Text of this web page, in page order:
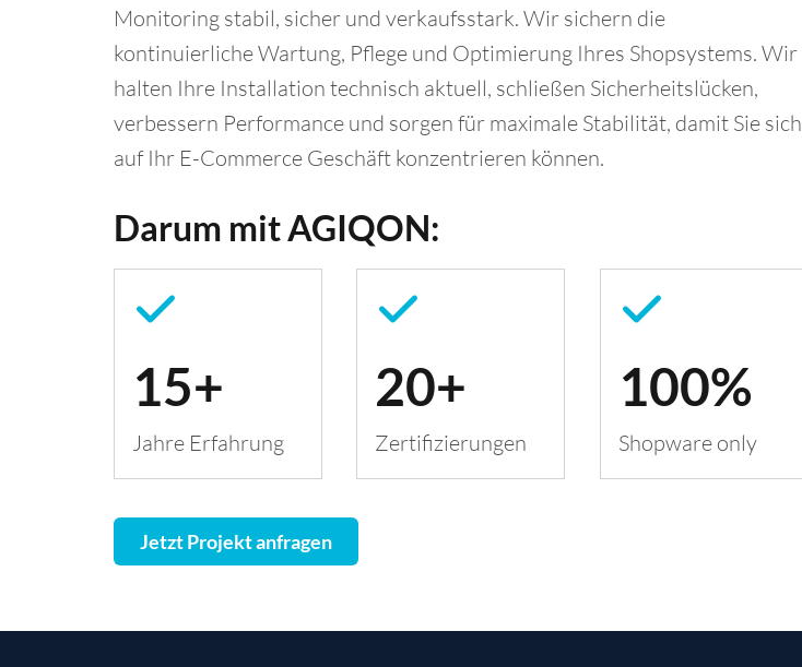
Monitoring stabil, sicher und verkaufsstark. Wir sichern die
kontinuierliche Wartung, Pflege und Optimierung Ihres Shopsystems. Wir
halten Ihre Installation technisch aktuell, schließen Sicherheitslücken,
verbessern Performance und sorgen für maximale Stabilität, damit Sie sich
auf Ihr E-Commerce Geschäft konzentrieren können.
Darum mit AGIQON:
15+
Jahre Erfahrung
20+
Zertifizierungen
100%
Shopware only
Jetzt Projekt anfragen